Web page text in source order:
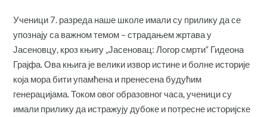
Ученици 7. разреда наше школе имали су прилику да се
упознају са важном темом – страдањем жртава у
Јасеновцу, кроз књигу „Јасеновац: Логор смрти“ Гидеона
Грајфа. Ова књига је велики извор истине и болне историје
која мора бити упамћена и пренесена будућим
генерацијама. Током овог образовног часа, ученици су
имали прилику да истражују дубоке и потресне историјске